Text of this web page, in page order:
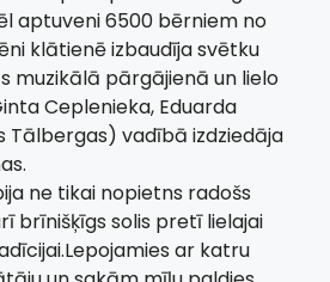
aptuveni 6500 bērniem no
klātienē izbaudīja svētku
muzikālā pārgājienā un lielo
Ceplenieka, Eduarda
Tālbergas) vadībā izdziedāja
ne tikai nopietns radošs
brīnišķīgs solis pretī lielajai
ar katru